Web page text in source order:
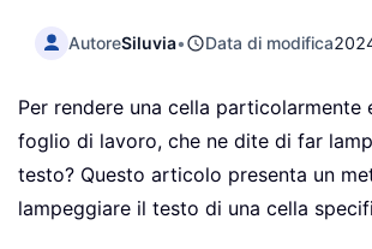
AutoreSiluvia• Data di modifica
Per rendere una cella particolarmente
foglio di lavoro, che ne dite di far
testo? Questo articolo presenta un
lampeggiare il testo di una cella